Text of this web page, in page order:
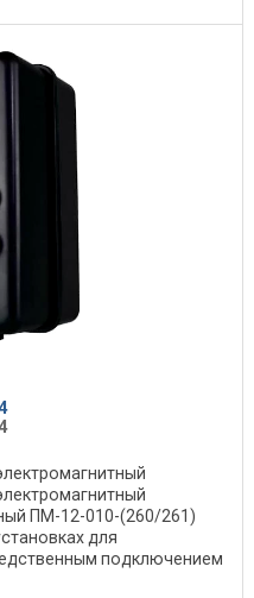
ПМ-12-010-(260/261)
для
подключением